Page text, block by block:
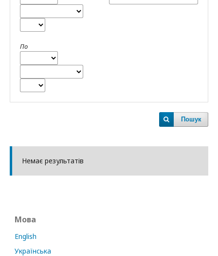
По
Пошук
Немає результатів
Мова
English
Українська